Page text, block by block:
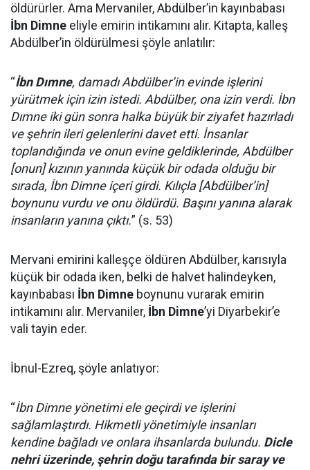
öldürürler. Ama Mervaniler, Abdülber’in kayınbabası
İbn Dimne eliyle emirin intikamını alır. Kitapta, kalleş
Abdülber’in öldürülmesi şöyle anlatılır:
“İbn Dımne, damadı Abdülber’in evinde işlerini
yürütmek için izin istedi. Abdülber, ona izin verdi. İbn
Dımne iki gün sonra halka büyük bir ziyafet hazırladı
ve şehrin ileri gelenlerini davet etti. İnsanlar
toplandığında ve onun evine geldiklerinde, Abdülber
[onun] kızının yanında küçük bir odada olduğu bir
sırada, İbn Dimne içeri girdi. Kılıçla [Abdülber’in]
boynunu vurdu ve onu öldürdü. Başını yanına alarak
insanların yanına çıktı.” (s. 53)
Mervani emirini kalleşçe öldüren Abdülber, karısıyla
küçük bir odada iken, belki de halvet halindeyken,
kayınbabası İbn Dimne boynunu vurarak emirin
intikamını alır. Mervaniler, İbn Dimne’yi Diyarbekir’e
vali tayin eder.
İbnul-Ezreq, şöyle anlatıyor:
“İbn Dimne yönetimi ele geçirdi ve işlerini
sağlamlaştırdı. Hikmetli yönetimiyle insanları
kendine bağladı ve onlara ihsanlarda bulundu. Dicle
nehri üzerinde, şehrin doğu tarafında bir saray ve